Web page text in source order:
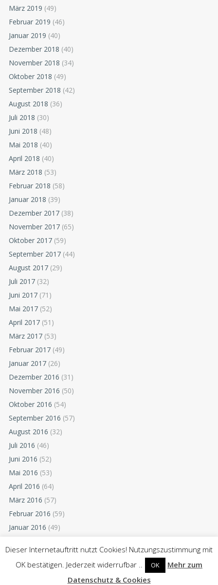
März 2019 (49)
Februar 2019 (46)
Januar 2019 (40)
Dezember 2018 (40)
November 2018 (34)
Oktober 2018 (49)
September 2018 (42)
August 2018 (36)
Juli 2018 (30)
Juni 2018 (48)
Mai 2018 (40)
April 2018 (40)
März 2018 (53)
Februar 2018 (58)
Januar 2018 (39)
Dezember 2017 (38)
November 2017 (65)
Oktober 2017 (59)
September 2017 (44)
August 2017 (29)
Juli 2017 (32)
Juni 2017 (71)
Mai 2017 (52)
April 2017 (51)
März 2017 (53)
Februar 2017 (49)
Januar 2017 (26)
Dezember 2016 (31)
November 2016 (50)
Oktober 2016 (54)
September 2016 (57)
August 2016 (32)
Juli 2016 (46)
Juni 2016 (52)
Mai 2016 (53)
April 2016 (64)
März 2016 (57)
Februar 2016 (59)
Januar 2016 (49)
November 2015(55)
Oktober 2015(54)
Dieser Internetauftritt nutzt Cookies! Nutzungszustimmung mit
OK bestätigen. Jederzeit widerrufbar ..
OK
Mehr zum
Datenschutz & Cookies